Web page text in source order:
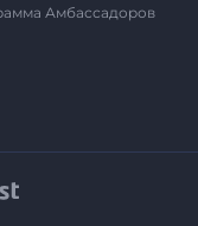
Амбассадоров